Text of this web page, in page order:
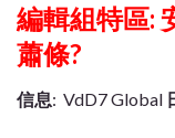
編輯組特區:
蕭條?
信息: VdD7 Global